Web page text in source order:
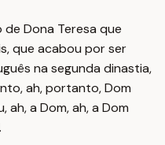
Dona Teresa que
que acabou por ser
na segunda dinastia,
ah, portanto, Dom
ah, a Dom, ah, a Dom